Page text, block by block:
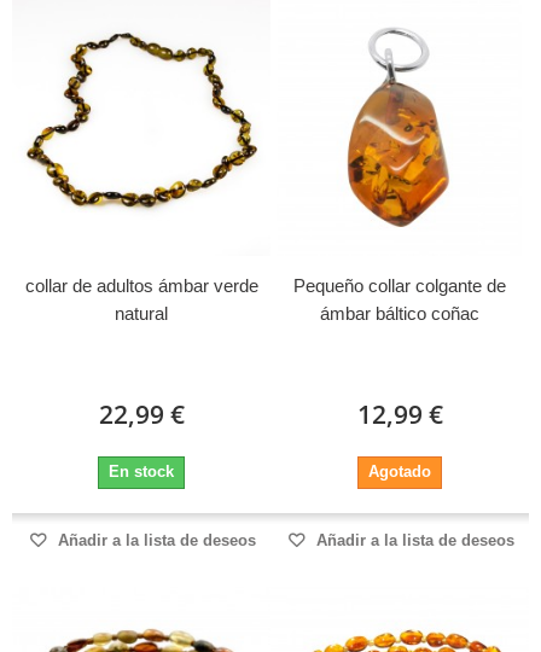
collar de adultos ámbar verde
natural
22,99 €
En stock
Añadir a la lista de deseos
Pequeño collar colgante de
ámbar báltico coñac
12,99 €
Agotado
Añadir a la lista de deseos